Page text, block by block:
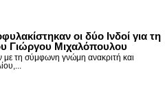
οι δύο Ινδοί για τη
Γιώργου Μιχαλόπουλου
με τη σύμφωνη γνώμη ανακριτή και